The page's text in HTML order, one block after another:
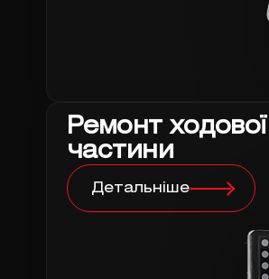
Ремонт ходової
частини
Детальніше